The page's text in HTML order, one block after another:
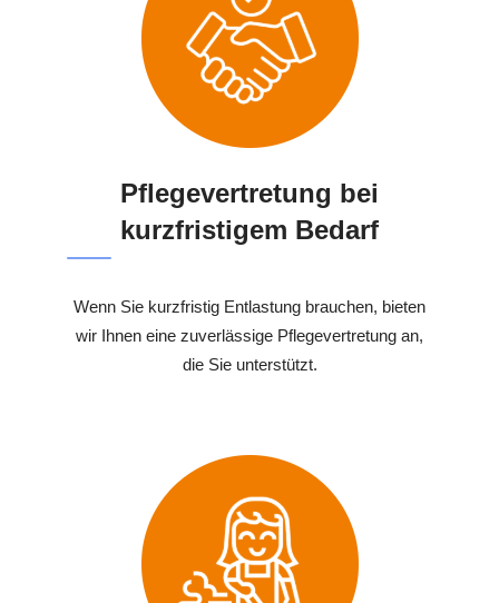
Pflegevertretung bei
kurzfristigem Bedarf
Wenn Sie kurzfristig Entlastung brauchen, bieten
wir Ihnen eine zuverlässige Pflegevertretung an,
die Sie unterstützt.